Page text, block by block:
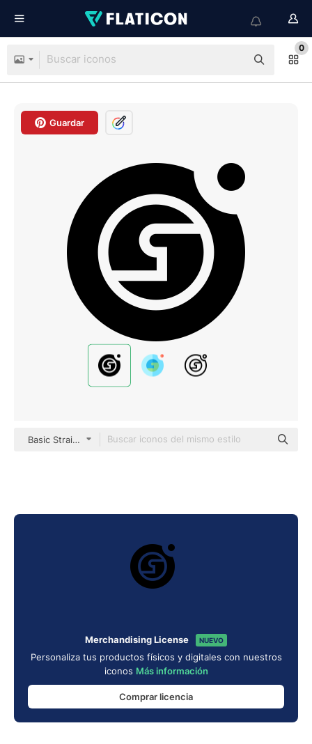
0
Guardar
Basic Straight Filled
Merchandising License NUEVO
Personaliza tus productos físicos y digitales con nuestros
iconos Más información
Comprar licencia